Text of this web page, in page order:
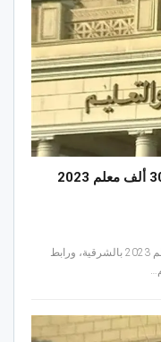
كشوف أسماء المقبولين في مسابقة 30 ألف معلم 2023
كشوف أسماء المقبولين في مسابقة 30 ألف معلم 2023 بالشرقية، ورابط